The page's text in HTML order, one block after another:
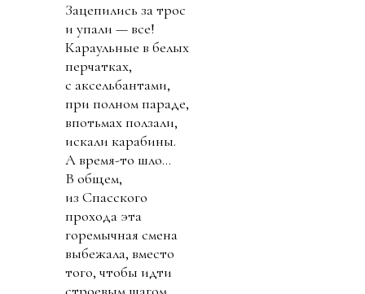
Зацепились за трос
и упали — все!
Караульные в белых
перчатках,
с аксельбантами,
при полном параде,
впотьмах ползали,
искали карабины.
А время-то шло...
В общем,
из Спасского
прохода эта
горемычная смена
выбежала, вместо
того, чтобы идти
строевым шагом.